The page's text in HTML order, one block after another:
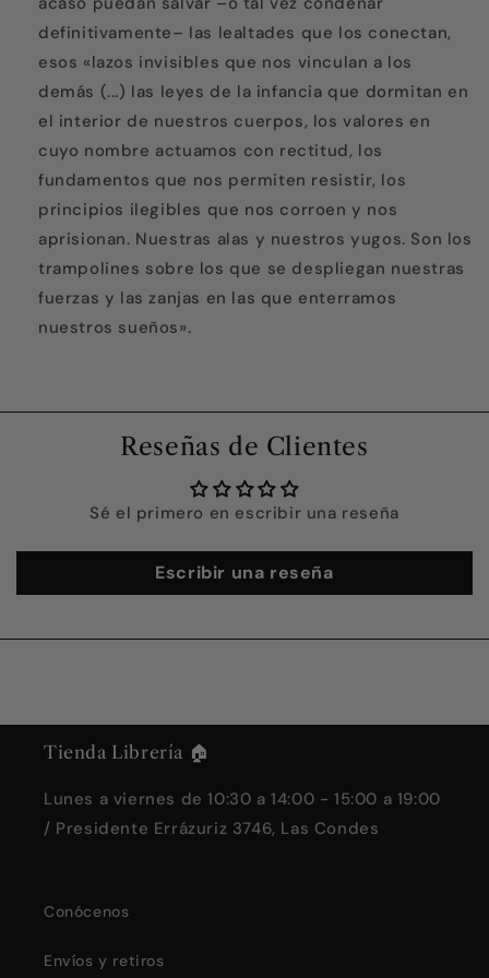
definitivamente– las lealtades que los conectan,
esos «lazos invisibles que nos vinculan a los
demás (...) las leyes de la infancia que dormitan en
el interior de nuestros cuerpos, los valores en
cuyo nombre actuamos con rectitud, los
fundamentos que nos permiten resistir, los
principios ilegibles que nos corroen y nos
aprisionan. Nuestras alas y nuestros yugos. Son los
trampolines sobre los que se despliegan nuestras
fuerzas y las zanjas en las que enterramos
nuestros sueños».
Reseñas de Clientes
Sé el primero en escribir una reseña
Escribir una reseña
Tienda Librería 🏠
Lunes a viernes de 10:30 a 14:00 - 15:00 a 19:00
/ Presidente Errázuriz 3746, Las Condes
Conócenos
Envíos y retiros